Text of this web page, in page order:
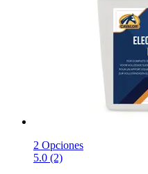
2 Opciones
5.0 (2)